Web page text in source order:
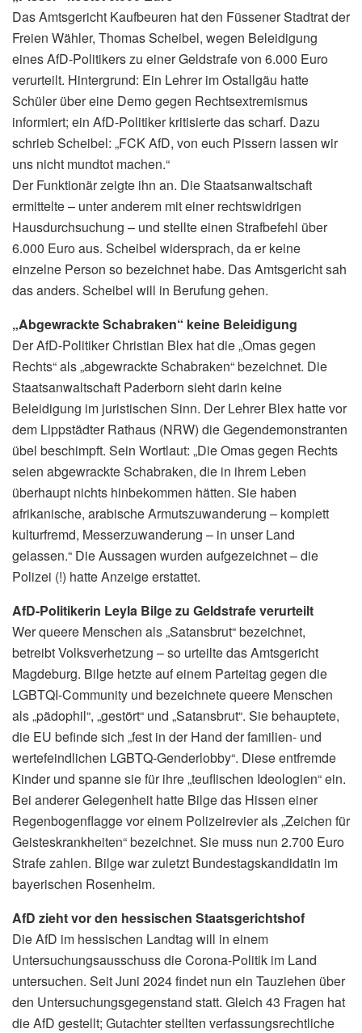
Das Amtsgericht Kaufbeuren hat den Füssener Stadtrat der
Freien Wähler, Thomas Scheibel, wegen Beleidigung
eines AfD-Politikers zu einer Geldstrafe von 6.000 Euro
verurteilt. Hintergrund: Ein Lehrer im Ostallgäu hatte
Schüler über eine Demo gegen Rechtsextremismus
informiert; ein AfD-Politiker kritisierte das scharf. Dazu
schrieb Scheibel: „FCK AfD, von euch Pissern lassen wir
uns nicht mundtot machen.“
Der Funktionär zeigte ihn an. Die Staatsanwaltschaft
ermittelte – unter anderem mit einer rechtswidrigen
Hausdurchsuchung – und stellte einen Strafbefehl über
6.000 Euro aus. Scheibel widersprach, da er keine
einzelne Person so bezeichnet habe. Das Amtsgericht sah
das anders. Scheibel will in Berufung gehen.
„Abgewrackte Schabraken“ keine Beleidigung
Der AfD-Politiker Christian Blex hat die „Omas gegen
Rechts“ als „abgewrackte Schabraken“ bezeichnet. Die
Staatsanwaltschaft Paderborn sieht darin keine
Beleidigung im juristischen Sinn. Der Lehrer Blex hatte vor
dem Lippstädter Rathaus (NRW) die Gegendemonstranten
übel beschimpft. Sein Wortlaut: „Die Omas gegen Rechts
seien abgewrackte Schabraken, die in ihrem Leben
überhaupt nichts hinbekommen hätten. Sie haben
afrikanische, arabische Armutszuwanderung – komplett
kulturfremd, Messerzuwanderung – in unser Land
gelassen.“ Die Aussagen wurden aufgezeichnet – die
Polizei (!) hatte Anzeige erstattet.
AfD-Politikerin Leyla Bilge zu Geldstrafe verurteilt
Wer queere Menschen als „Satansbrut“ bezeichnet,
betreibt Volksverhetzung – so urteilte das Amtsgericht
Magdeburg. Bilge hetzte auf einem Parteitag gegen die
LGBTQI-Community und bezeichnete queere Menschen
als „pädophil“, „gestört“ und „Satansbrut“. Sie behauptete,
die EU befinde sich „fest in der Hand der familien- und
wertefeindlichen LGBTQ-Genderlobby“. Diese entfremde
Kinder und spanne sie für ihre „teuflischen Ideologien“ ein.
Bei anderer Gelegenheit hatte Bilge das Hissen einer
Regenbogenflagge vor einem Polizeirevier als „Zeichen für
Geisteskrankheiten“ bezeichnet. Sie muss nun 2.700 Euro
Strafe zahlen. Bilge war zuletzt Bundestagskandidatin im
bayerischen Rosenheim.
AfD zieht vor den hessischen Staatsgerichtshof
Die AfD im hessischen Landtag will in einem
Untersuchungsausschuss die Corona-Politik im Land
untersuchen. Seit Juni 2024 findet nun ein Tauziehen über
den Untersuchungsgegenstand statt. Gleich 43 Fragen hat
die AfD gestellt; Gutachter stellten verfassungsrechtliche